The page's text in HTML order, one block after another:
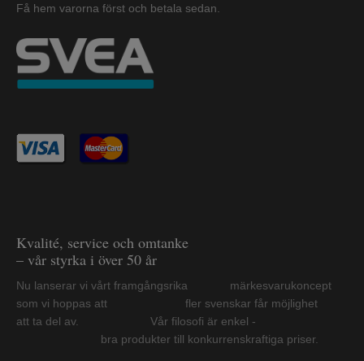
Få hem varorna först och betala sedan.
Kvalité, service och omtanke
– vår styrka i över 50 år
Nu lanserar vi vårt framgångsrika märkesvarukoncept
som vi hoppas att fler svenskar får möjlighet
att ta del av. Vår filosofi är enkel -
bra produkter till konkurrenskraftiga priser.